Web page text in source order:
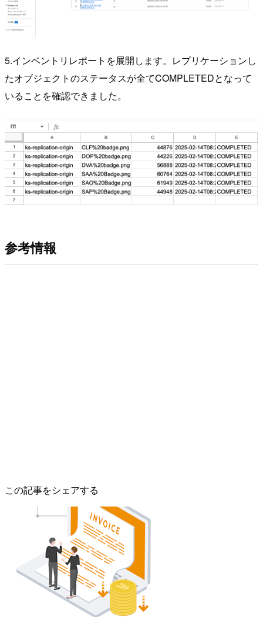
5.インベントリレポートを展開します。レプリケーションし
たオブジェクトのステータスが全てCOMPLETEDとなって
いることを確認できました。
参考情報
この記事をシェアする